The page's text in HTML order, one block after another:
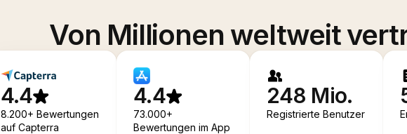
Von Millionen weltweit
4.4
8.200+ Bewertungen
auf Capterra
4.4
73.000+
Bewertungen im App
248 Mio.
Registrierte Benutzer